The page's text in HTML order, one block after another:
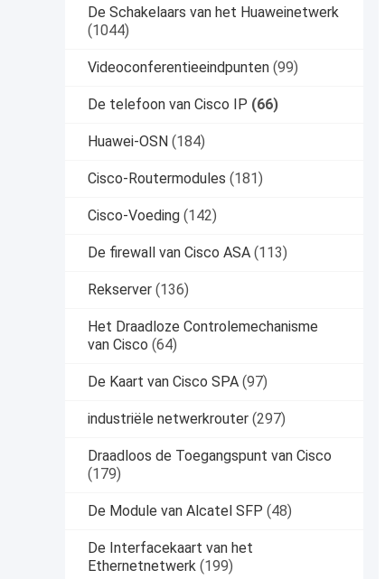
De Schakelaars van het Huaweinetwerk
(1044)
Videoconferentieeindpunten (99)
De telefoon van Cisco IP (66)
Huawei-OSN (184)
Cisco-Routermodules (181)
Cisco-Voeding (142)
De firewall van Cisco ASA (113)
Rekserver (136)
Het Draadloze Controlemechanisme
van Cisco (64)
De Kaart van Cisco SPA (97)
industriële netwerkrouter (297)
Draadloos de Toegangspunt van Cisco
(179)
De Module van Alcatel SFP (48)
De Interfacekaart van het
Ethernetnetwerk (199)